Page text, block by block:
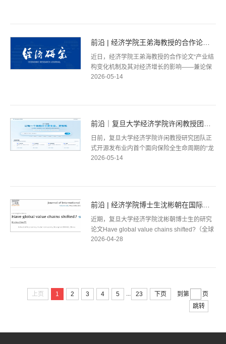
近日，经济学院王弟海教授的合作论文“产业结
构变化机制及其对经济增长的影响——兼论保
持制造业合理比重的必要性”在《经济研究》
2026-05-14
日前，复旦大学经济学院许闲教授研究团队正
式开源发布业内首个面向保险全生命周期的“龙
虾”技能平台Insurance-Skills；同步发布基于
2026-05-14
近期，复旦大学经济学院沈彬朝博士生的研究
论文Have global value chains shifted?（全球
价值链转移了吗？）在国际经济学领域权威期
2026-04-28
上页 1 2 3 4 5 ... 23 下页 到第
页
跳转